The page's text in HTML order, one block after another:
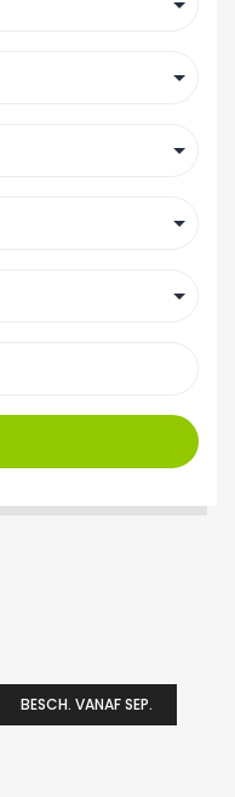
BESCH. VANAF SEP.